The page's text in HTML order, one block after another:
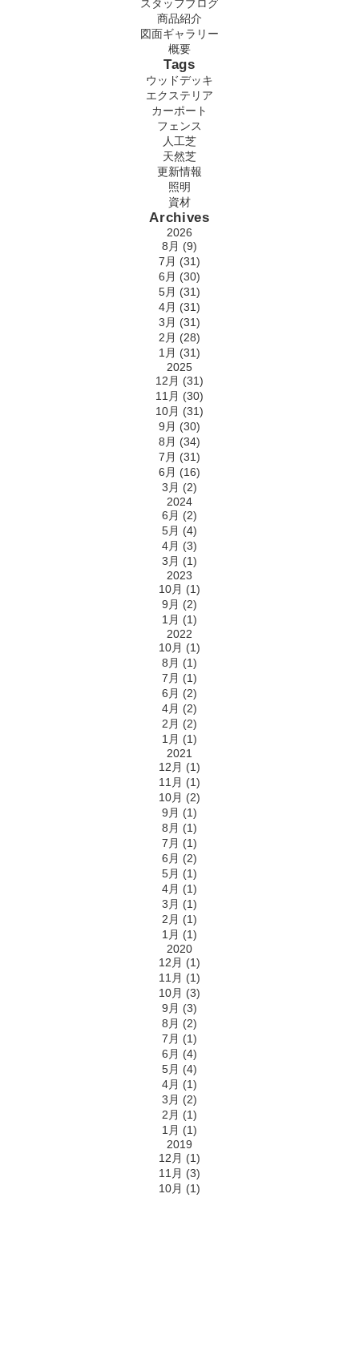
スタッフブログ
商品紹介
図面ギャラリー
概要
Tags
ウッドデッキ
エクステリア
カーポート
フェンス
人工芝
天然芝
更新情報
照明
資材
Archives
2026
8月 (9)
7月 (31)
6月 (30)
5月 (31)
4月 (31)
3月 (31)
2月 (28)
1月 (31)
2025
12月 (31)
11月 (30)
10月 (31)
9月 (30)
8月 (34)
7月 (31)
6月 (16)
3月 (2)
2024
6月 (2)
5月 (4)
4月 (3)
3月 (1)
2023
10月 (1)
9月 (2)
1月 (1)
2022
10月 (1)
8月 (1)
7月 (1)
6月 (2)
4月 (2)
2月 (2)
1月 (1)
2021
12月 (1)
11月 (1)
10月 (2)
9月 (1)
8月 (1)
7月 (1)
6月 (2)
5月 (1)
4月 (1)
3月 (1)
2月 (1)
1月 (1)
2020
12月 (1)
11月 (1)
10月 (3)
9月 (3)
8月 (2)
7月 (1)
6月 (4)
5月 (4)
4月 (1)
3月 (2)
2月 (1)
1月 (1)
2019
12月 (1)
11月 (3)
10月 (1)